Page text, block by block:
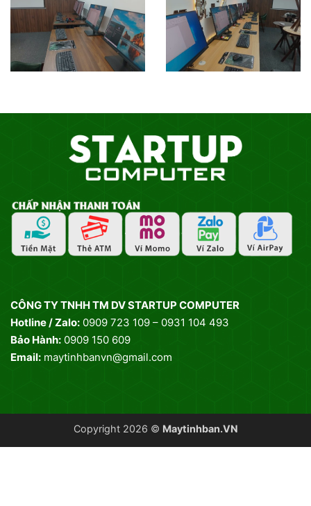
CÔNG TY TNHH TM DV STARTUP COMPUTER
Hotline / Zalo: 0909 723 109 – 0931 104 493
Bảo Hành: 0909 150 609
Email: maytinhbanvn@gmail.com
Copyright 2026 © Maytinhban.VN